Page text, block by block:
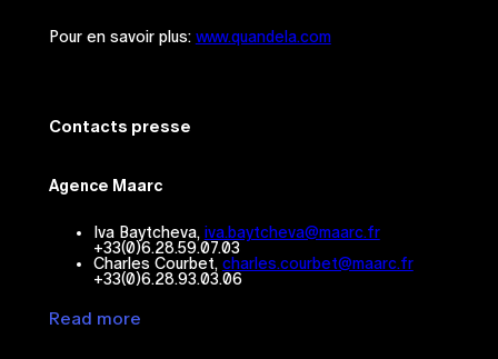
Pour en savoir plus: www.quandela.com
Contacts presse
Agence Maarc
Iva Baytcheva, iva.baytcheva@maarc.fr
+33(0)6.28.59.07.03
Charles Courbet, charles.courbet@maarc.fr
+33(0)6.28.93.03.06
Read more